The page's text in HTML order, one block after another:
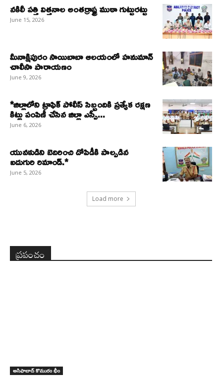
నకిలీ పత్తి విత్తనాల అంతర్రాష్ట్ర ముఠా గుట్టురట్టు
June 15, 2026
మీనాక్షిపురం సాయిబాబా ఆలయంలో హనుమాన్
చాలీసా పారాయణం
June 9, 2026
*జిల్లాలోని ట్రాఫిక్ పోలీస్ సిబ్బందికి ప్రత్యేక రక్షణ
కిట్లు పంపిణీ చేసిన జిల్లా ఎస్పీ...
June 6, 2026
యువకుడిని బెదిరించి దోపిడీకి పాల్పడిన
ఐదుగురి రిమాండ్.*
June 5, 2026
Load more
ప్రపంచం
అసిఫాబాద్ కొమురం భీం